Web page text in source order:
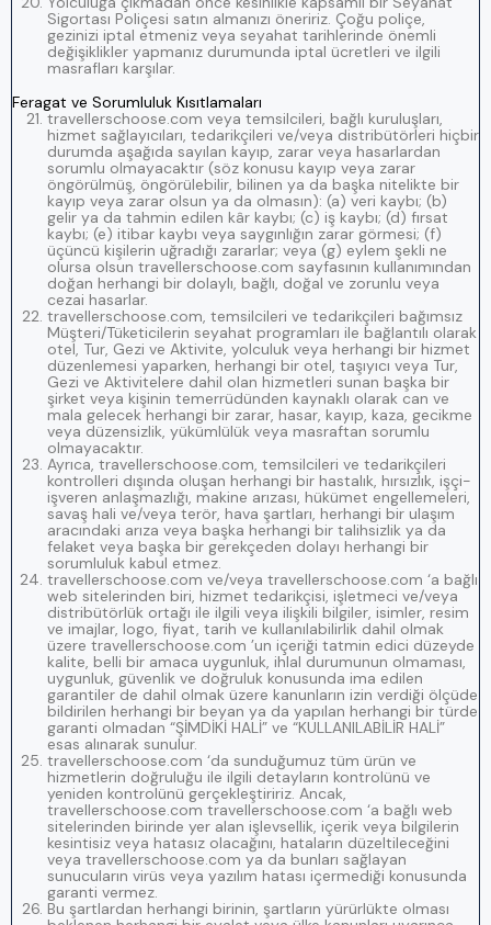
Sigortası Poliçesi satın almanızı öneririz. Çoğu poliçe,
gezinizi iptal etmeniz veya seyahat tarihlerinde önemli
değişiklikler yapmanız durumunda iptal ücretleri ve ilgili
masrafları karşılar.
Feragat ve Sorumluluk Kısıtlamaları
travellerschoose.com veya temsilcileri, bağlı kuruluşları,
hizmet sağlayıcıları, tedarikçileri ve/veya distribütörleri hiçbir
durumda aşağıda sayılan kayıp, zarar veya hasarlardan
sorumlu olmayacaktır (söz konusu kayıp veya zarar
öngörülmüş, öngörülebilir, bilinen ya da başka nitelikte bir
kayıp veya zarar olsun ya da olmasın): (a) veri kaybı; (b)
gelir ya da tahmin edilen kâr kaybı; (c) iş kaybı; (d) fırsat
kaybı; (e) itibar kaybı veya saygınlığın zarar görmesi; (f)
üçüncü kişilerin uğradığı zararlar; veya (g) eylem şekli ne
olursa olsun travellerschoose.com sayfasının kullanımından
doğan herhangi bir dolaylı, bağlı, doğal ve zorunlu veya
cezai hasarlar.
travellerschoose.com, temsilcileri ve tedarikçileri bağımsız
Müşteri/Tüketicilerin seyahat programları ile bağlantılı olarak
otel, Tur, Gezi ve Aktivite, yolculuk veya herhangi bir hizmet
düzenlemesi yaparken, herhangi bir otel, taşıyıcı veya Tur,
Gezi ve Aktivitelere dahil olan hizmetleri sunan başka bir
şirket veya kişinin temerrüdünden kaynaklı olarak can ve
mala gelecek herhangi bir zarar, hasar, kayıp, kaza, gecikme
veya düzensizlik, yükümlülük veya masraftan sorumlu
olmayacaktır.
Ayrıca, travellerschoose.com, temsilcileri ve tedarikçileri
kontrolleri dışında oluşan herhangi bir hastalık, hırsızlık, işçi-
işveren anlaşmazlığı, makine arızası, hükümet engellemeleri,
savaş hali ve/veya terör, hava şartları, herhangi bir ulaşım
aracındaki arıza veya başka herhangi bir talihsizlik ya da
felaket veya başka bir gerekçeden dolayı herhangi bir
sorumluluk kabul etmez.
travellerschoose.com ve/veya travellerschoose.com ‘a bağlı
web sitelerinden biri, hizmet tedarikçisi, işletmeci ve/veya
distribütörlük ortağı ile ilgili veya ilişkili bilgiler, isimler, resim
ve imajlar, logo, fiyat, tarih ve kullanılabilirlik dahil olmak
üzere travellerschoose.com ’un içeriği tatmin edici düzeyde
kalite, belli bir amaca uygunluk, ihlal durumunun olmaması,
uygunluk, güvenlik ve doğruluk konusunda ima edilen
garantiler de dahil olmak üzere kanunların izin verdiği ölçüde
bildirilen herhangi bir beyan ya da yapılan herhangi bir türde
garanti olmadan “ŞİMDİKİ HALİ” ve “KULLANILABİLİR HALİ”
esas alınarak sunulur.
travellerschoose.com ‘da sunduğumuz tüm ürün ve
hizmetlerin doğruluğu ile ilgili detayların kontrolünü ve
yeniden kontrolünü gerçekleştiririz. Ancak,
travellerschoose.com travellerschoose.com ‘a bağlı web
sitelerinden birinde yer alan işlevsellik, içerik veya bilgilerin
kesintisiz veya hatasız olacağını, hataların düzeltileceğini
veya travellerschoose.com ya da bunları sağlayan
sunucuların virüs veya yazılım hatası içermediği konusunda
garanti vermez.
Bu şartlardan herhangi birinin, şartların yürürlükte olması